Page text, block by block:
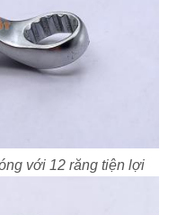
với 12 răng tiện lợi